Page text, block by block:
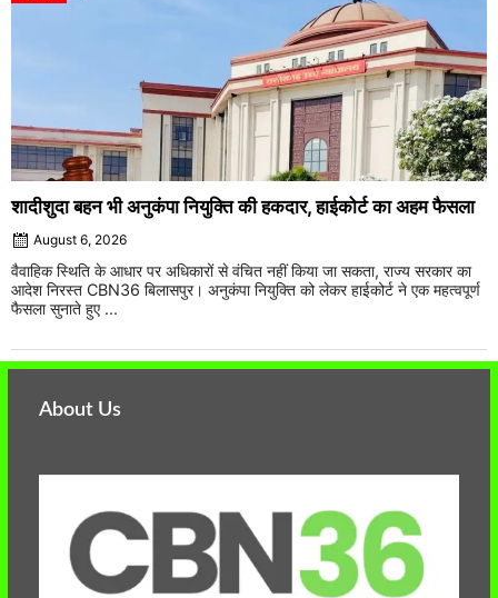
शादीशुदा बहन भी अनुकंपा नियुक्ति की हकदार, हाईकोर्ट का अहम फैसला
August 6, 2026
वैवाहिक स्थिति के आधार पर अधिकारों से वंचित नहीं किया जा सकता, राज्य सरकार का
आदेश निरस्त CBN36 बिलासपुर। अनुकंपा नियुक्ति को लेकर हाईकोर्ट ने एक महत्वपूर्ण
फैसला सुनाते हुए ...
About Us